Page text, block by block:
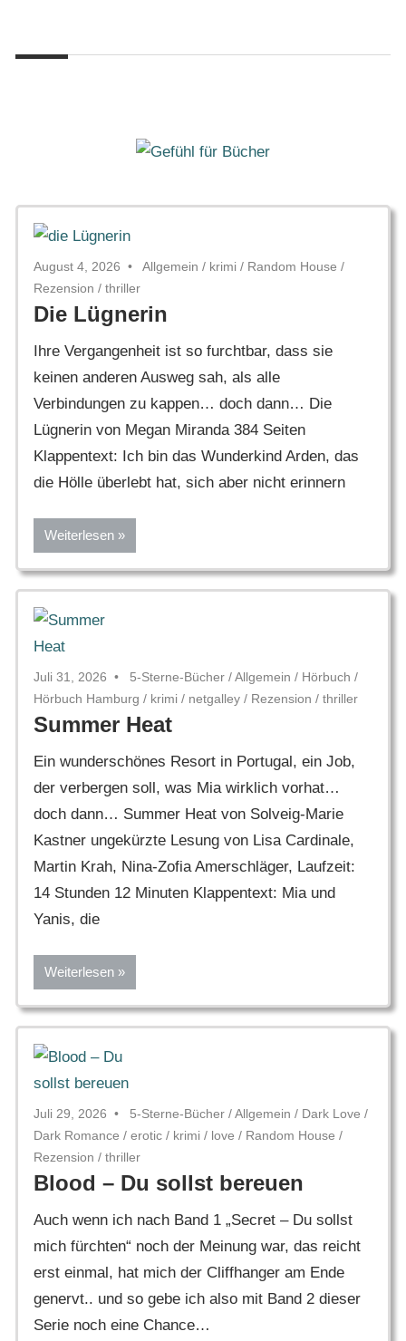
springen
Gefühl
für
August 4, 2026 Allgemein / krimi / Random House /
Rezension / thriller
Die Lügnerin
Ihre Vergangenheit ist so furchtbar, dass sie
keinen anderen Ausweg sah, als alle
Verbindungen zu kappen… doch dann… Die
Lügnerin von Megan Miranda 384 Seiten
Klappentext: Ich bin das Wunderkind Arden, das
die Hölle überlebt hat, sich aber nicht erinnern
Weiterlesen
Juli 31, 2026 5-Sterne-Bücher /Allgemein / Hörbuch /
Hörbuch Hamburg / krimi / netgalley / Rezension / thriller
Summer Heat
Ein wunderschönes Resort in Portugal, ein Job,
der verbergen soll, was Mia wirklich vorhat…
doch dann… Summer Heat von Solveig-Marie
Kastner ungekürzte Lesung von Lisa Cardinale,
Martin Krah, Nina-Zofia Amerschläger, Laufzeit:
14 Stunden 12 Minuten Klappentext: Mia und
Yanis, die
Weiterlesen
Juli 29, 2026 5-Sterne-Bücher /Allgemein / Dark Love /
Dark Romance / erotic / krimi / love / Random House /
Rezension / thriller
Blood – Du sollst bereuen
Auch wenn ich nach Band 1 „Secret – Du sollst
mich fürchten“ noch der Meinung war, das reicht
erst einmal, hat mich der Cliffhanger am Ende
genervt.. und so gebe ich also mit Band 2 dieser
Serie noch eine Chance…